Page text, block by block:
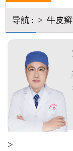
导航: > 牛皮
>